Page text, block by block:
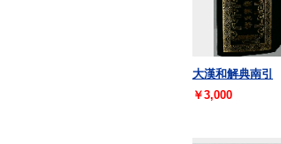
大漢和解典南引
￥3,000